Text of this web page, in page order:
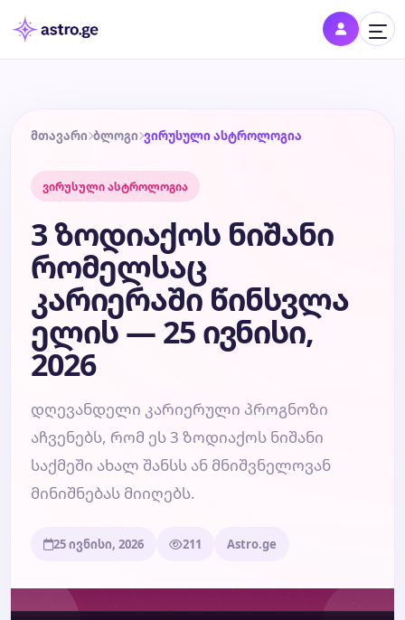
დღის ჰოროსკოპი
კვირის ჰოროსკოპი
თვის ჰოროსკოპი
წლის ჰოროსკოპი
შეთავსება
ბლოგი
ტარო
მთავარი ბლოგი ვირუსული ასტროლოგია
ვირუსული ასტროლოგია
3 ზოდიაქოს ნიშანი
რომელსაც
კარიერაში წინსვლა
ელის — 25 ივნისი,
2026
დღევანდელი კარიერული პროგნოზი
აჩვენებს, რომ ეს 3 ზოდიაქოს ნიშანი
საქმეში ახალ შანსს ან მნიშვნელოვან
მინიშნებას მიიღებს.
25 ივნისი, 2026 211 Astro.ge